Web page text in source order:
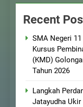
Recent
SMA Negeri
Kursus
(KMD)
Tahun 2026
Langkah
Jatayudha Ukir